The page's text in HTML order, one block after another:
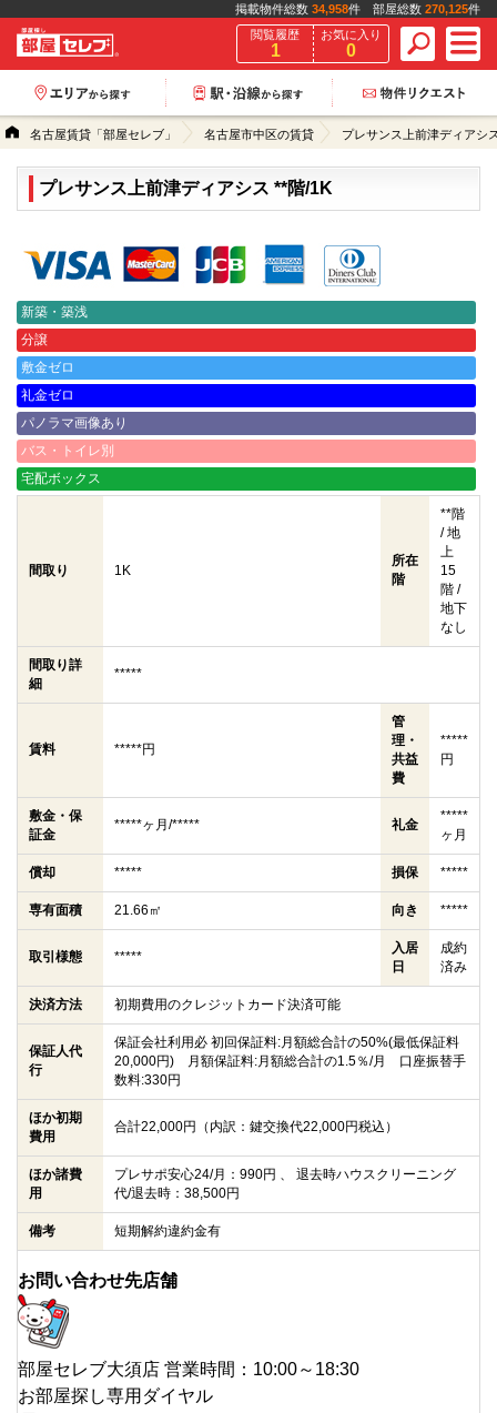
掲載物件総数 34,958件 部屋総数 270,125件
閲覧履歴
1
お気に入り
0
名古屋賃貸「部屋セレブ」 名古屋市中区の賃貸 プレサンス上前津ディアシ
プレサンス上前津ディアシス **階/1K
新築・築浅
分譲
敷金ゼロ
礼金ゼロ
パノラマ画像あり
バス・トイレ別
宅配ボックス
間取り 1K
所在
階
**階
/ 地
上
15
階 /
地下
なし
間取り詳
細
*****
賃料 *****円
管
理・
共益
費
*****
円
敷金・保
証金
*****ヶ月/***** 礼金
*****
ヶ月
償却 ***** 損保 *****
専有面積 21.66㎡ 向き *****
取引様態 *****
入居
日
成約
済み
決済方法 初期費用のクレジットカード決済可能
保証人代
行
保証会社利用必 初回保証料:月額総合計の50%(最低保証料
20,000円) 月額保証料:月額総合計の1.5％/月 口座振替手
数料:330円
ほか初期
費用
合計22,000円（内訳：鍵交換代22,000円税込）
ほか諸費
用
プレサポ安心24/月：990円 、 退去時ハウスクリーニング
代/退去時：38,500円
備考 短期解約違約金有
お問い合わせ先店舗
部屋セレブ大須店 営業時間：10:00～18:30
お部屋探し専用ダイヤル